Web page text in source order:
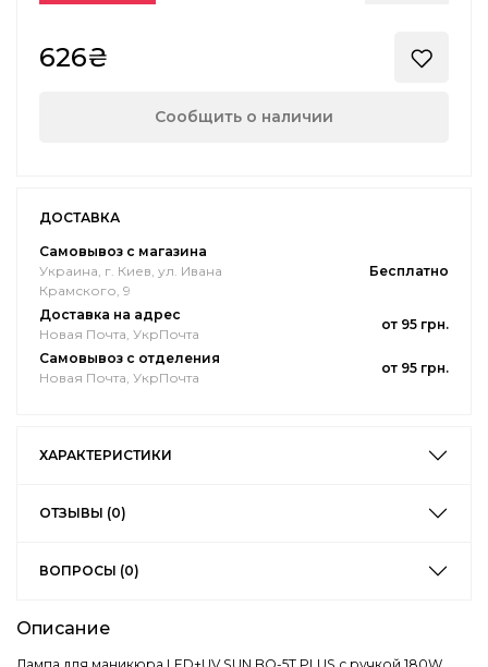
626₴
Сообщить о наличии
ДОСТАВКА
Самовывоз с магазина
Украина, г. Киев, ул. Ивана
Крамского, 9
Бесплатно
Доставка на адрес
Новая Почта, УкрПочта
от 95 грн.
Самовывоз с отделения
Новая Почта, УкрПочта
от 95 грн.
ХАРАКТЕРИСТИКИ
ОТЗЫВЫ (0)
ВОПРОСЫ (0)
Описание